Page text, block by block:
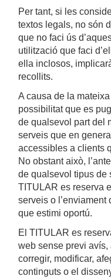
Per tant, si les
textos legals, no són
que no faci ús
utilització que faci
ella inclosos,
recollits.
A causa de la
possibilitat que es
de qualsevol part del
serveis que en
accessibles a clients
No obstant això,
de qualsevol tipus de
TITULAR es reserva
serveis o
que estimi oportú.
El TITULAR es
web sense previ avís,
corregir, modificar,
continguts o el